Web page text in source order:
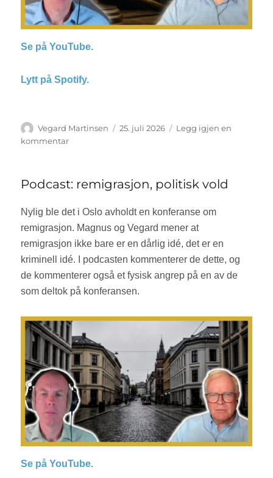
Se på YouTube.
Lytt på Spotify.
Forfatter
Vegard Martinsen Publisert
25. juli 2026
Legg igjen en
kommentar
Podcast: remigrasjon, politisk vold
Nylig ble det i Oslo avholdt en konferanse om
remigrasjon. Magnus og Vegard mener at
remigrasjon ikke bare er en dårlig idé, det er en
kriminell idé. I podcasten kommenterer de dette, og
de kommenterer også et fysisk angrep på en av de
som deltok på konferansen.
Se på YouTube.